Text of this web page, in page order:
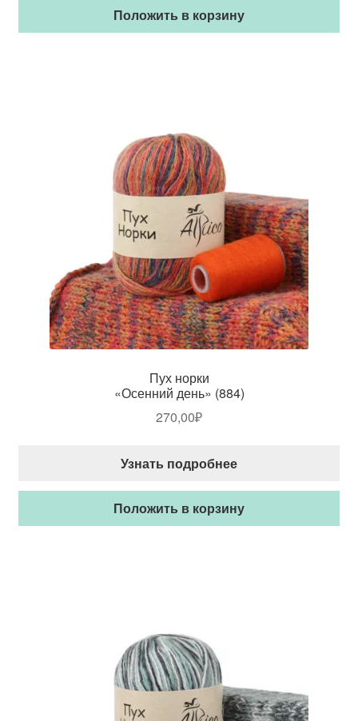
Положить в корзину
Пух норки
«Осенний день» (884)
270,00₽
Узнать подробнее
Положить в корзину